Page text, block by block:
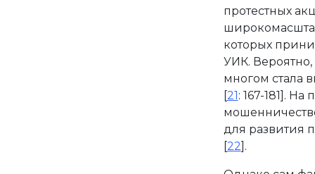
протестных
которых
УИК.
многом стала
[21: 167-181].
для развития
[22].